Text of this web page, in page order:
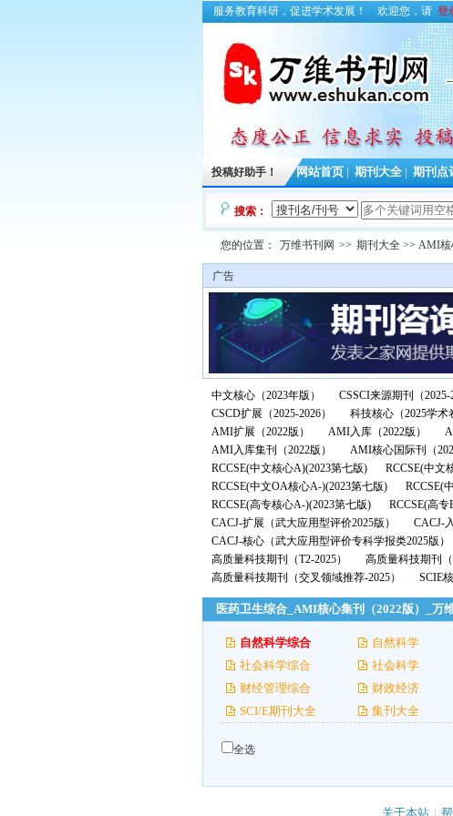
服务教育科研，促进学术发展！ 欢迎您，请 登
投稿好助手！ 网站首页 期刊大全 期刊点
搜索：
您的位置： 万维书刊网 >> 期刊大全 >> AMI核
广告
中文核心（2023年版） CSSCI来源期刊（2025-
CSCD扩展（2025-2026）
科技核心（2025学术
AMI扩展（2022版）
AMI入库（2022版）
AMI入库集刊（2022版）
AMI核心国际刊（
RCCSE(中文核心A)(2023第七版)
RCCSE(中文
RCCSE(中文OA核心A-)(2023第七版)
RCCSE(
RCCSE(高专核心A-)(2023第七版)
RCCSE(高
CACJ-扩展（武大应用型评价2025版）
CACJ-
CACJ-核心（武大应用型评价专科学报类2025版）
高质量科技期刊（T2-2025）
高质量科技期刊（
高质量科技期刊（交叉领域推荐-2025）
SCIE
医药卫生综合_AMI核心集刊（2022版）_万
自然科学综合 自然科学
社会科学综合
社会科学
财经管理综合
财政经济
SCI/E期刊大全
集刊大全
全选
关于本站 |